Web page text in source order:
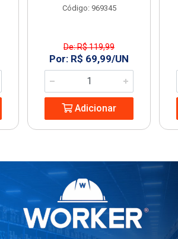
Código: 969345
De: R$ 119,99
Por: R$ 69,99/UN
Adicionar